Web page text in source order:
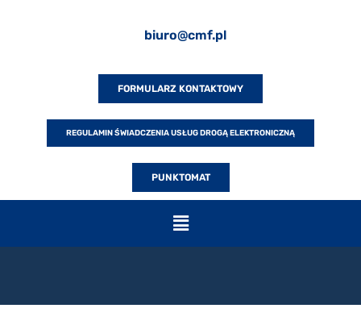
biuro@cmf.pl
FORMULARZ KONTAKTOWY
REGULAMIN ŚWIADCZENIA USŁUG DROGĄ ELEKTRONICZNĄ
PUNKTOMAT